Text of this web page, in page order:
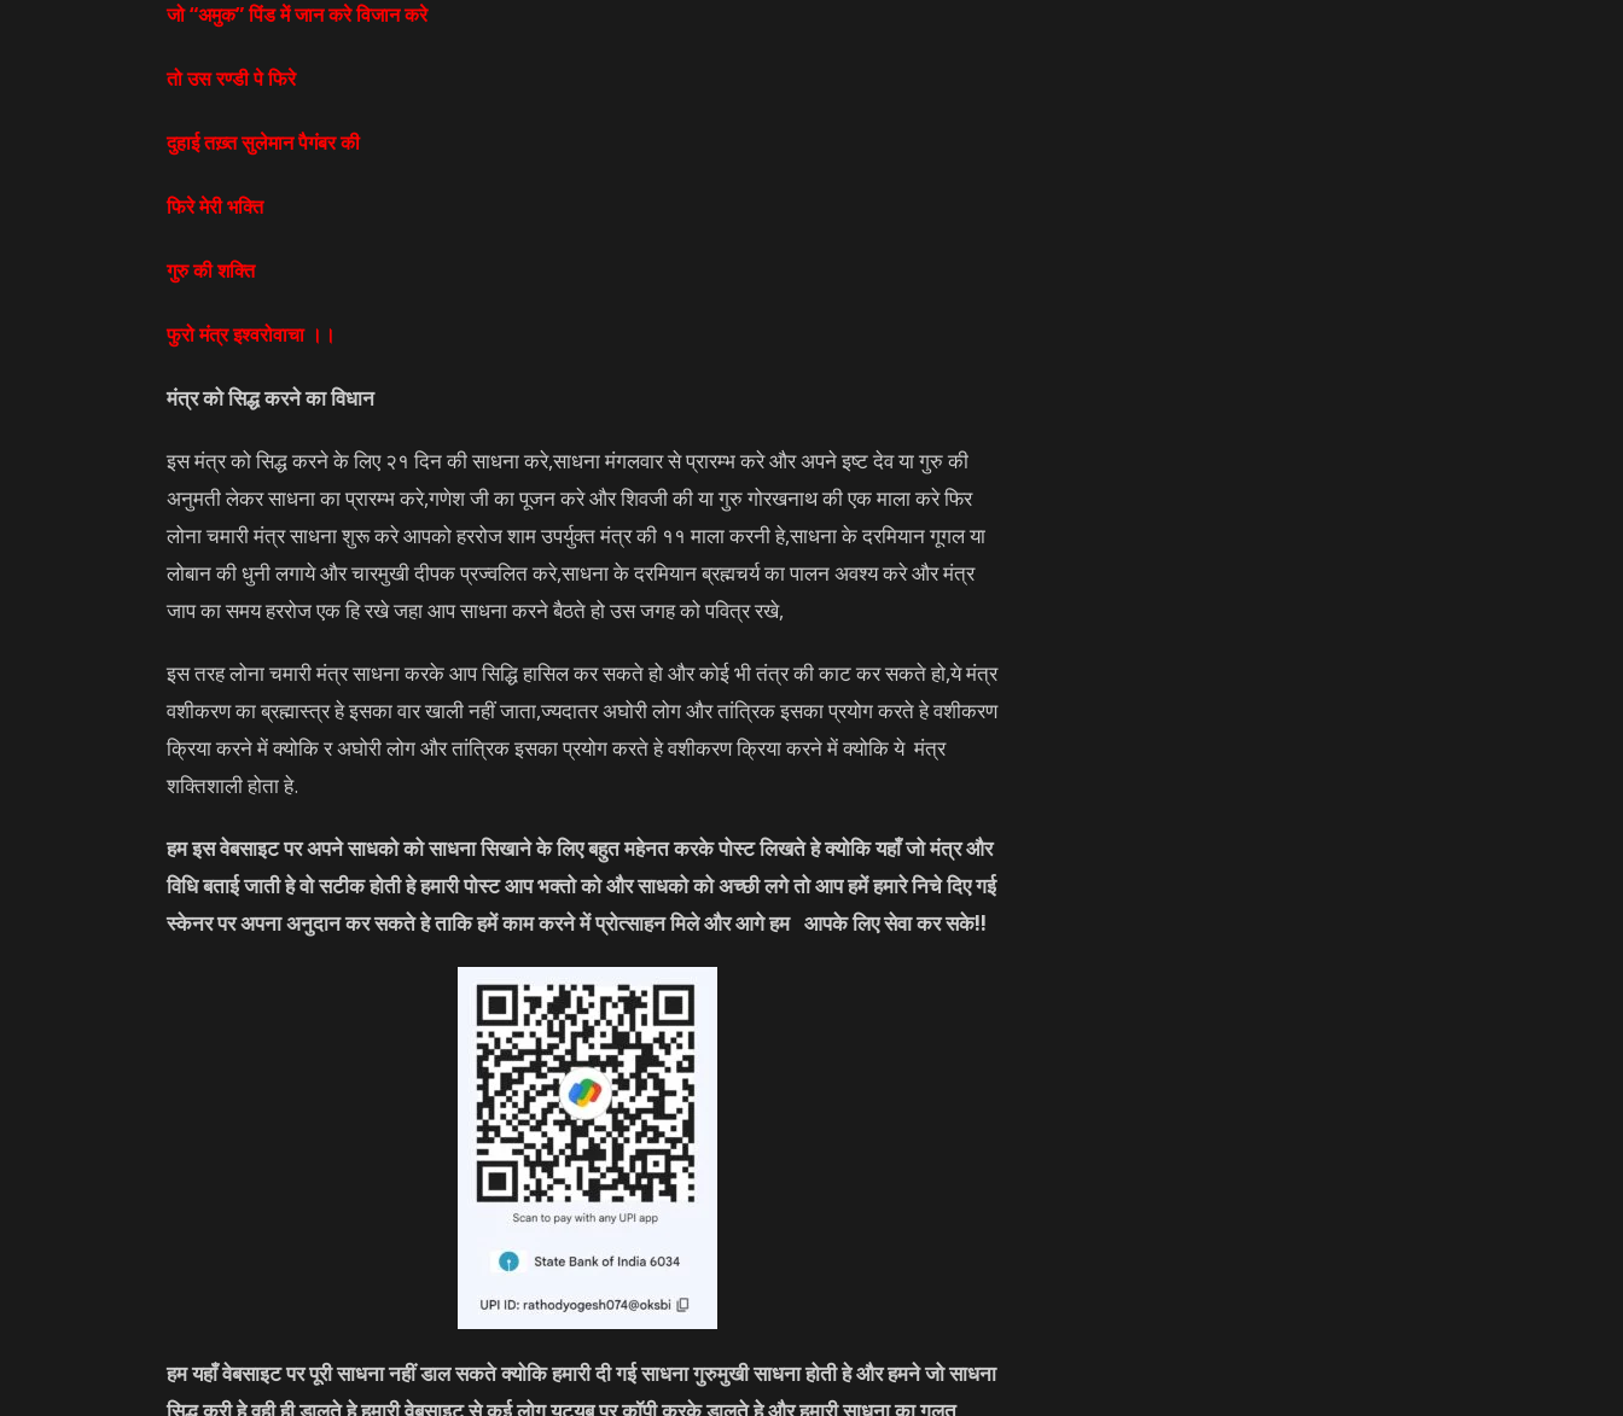
जो “अमुक” पिंड में जान करे विजान करे
तो उस रण्डी पे फिरे
दुहाई तख़्त सुलेमान पैगंबर की
फिरे मेरी भक्ति
गुरु की शक्ति
फुरो मंत्र इश्वरोवाचा ।।
मंत्र को सिद्ध करने का विधान
इस मंत्र को सिद्ध करने के लिए २१ दिन की साधना करे,साधना मंगलवार से प्रारम्भ करे और अपने इष्ट देव या गुरु की
अनुमती लेकर साधना का प्रारम्भ करे,गणेश जी का पूजन करे और शिवजी की या गुरु गोरखनाथ की एक माला करे फिर
लोना चमारी मंत्र साधना शुरू करे आपको हररोज शाम उपर्युक्त मंत्र की ११ माला करनी हे,साधना के दरमियान गूगल या
लोबान की धुनी लगाये और चारमुखी दीपक प्रज्वलित करे,साधना के दरमियान ब्रह्मचर्य का पालन अवश्य करे और मंत्र
जाप का समय हररोज एक हि रखे जहा आप साधना करने बैठते हो उस जगह को पवित्र रखे,
इस तरह लोना चमारी मंत्र साधना करके आप सिद्धि हासिल कर सकते हो और कोई भी तंत्र की काट कर सकते हो,ये मंत्र
वशीकरण का ब्रह्मास्त्र हे इसका वार खाली नहीं जाता,ज्यदातर अघोरी लोग और तांत्रिक इसका प्रयोग करते हे वशीकरण
क्रिया करने में क्योकि र अघोरी लोग और तांत्रिक इसका प्रयोग करते हे वशीकरण क्रिया करने में क्योकि ये मंत्र
शक्तिशाली होता हे.
हम इस वेबसाइट पर अपने साधको को साधना सिखाने के लिए बहुत महेनत करके पोस्ट लिखते हे क्योकि यहाँ जो मंत्र और
विधि बताई जाती हे वो सटीक होती हे हमारी पोस्ट आप भक्तो को और साधको को अच्छी लगे तो आप हमें हमारे निचे दिए गई
स्केनर पर अपना अनुदान कर सकते हे ताकि हमें काम करने में प्रोत्साहन मिले और आगे हम आपके लिए सेवा कर सके!!
हम यहाँ वेबसाइट पर पूरी साधना नहीं डाल सकते क्योकि हमारी दी गई साधना गुरुमुखी साधना होती हे और हमने जो साधना